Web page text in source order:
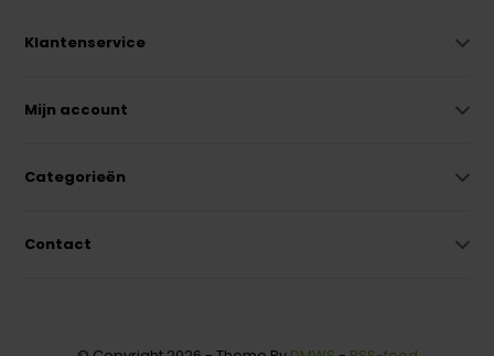
Klantenservice
Mijn account
Categorieën
Contact